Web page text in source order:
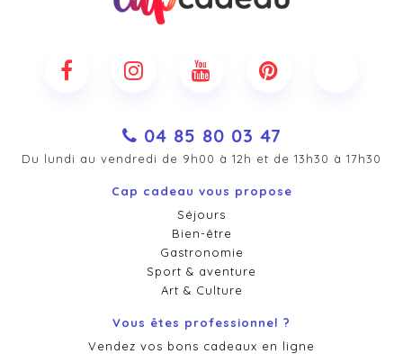
04 85 80 03 47
Du lundi au vendredi de 9h00 à 12h et de 13h30 à 17h30
Cap cadeau vous propose
Séjours
Bien-être
Gastronomie
Sport & aventure
Art & Culture
Vous êtes professionnel ?
Vendez vos bons cadeaux en ligne